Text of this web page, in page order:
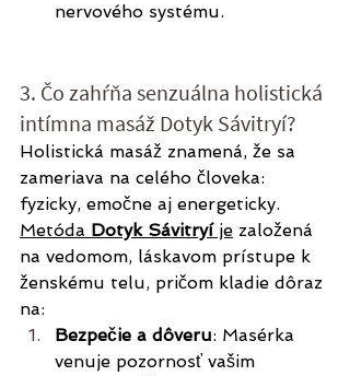
nervového systému.
3. Čo zahŕňa senzuálna holistická
intímna masáž Dotyk Sávitryí?
Holistická masáž znamená, že sa
zameriava na celého človeka:
fyzicky, emočne aj energeticky.
Metóda Dotyk Sávitryí je založená
na vedomom, láskavom prístupe k
ženskému telu, pričom kladie dôraz
na:
Bezpečie a dôveru: Masérka
venuje pozornosť vašim